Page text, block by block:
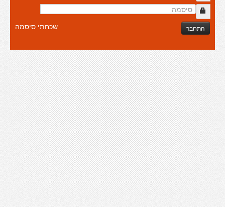
התחבר שכחתי סיסמה